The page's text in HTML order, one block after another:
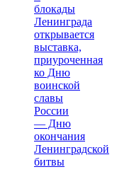
блокады
Ленинграда
открывается
выставка,
приуроченная
ко Дню
воинской
славы
России
— Дню
окончания
Ленинградской
битвы